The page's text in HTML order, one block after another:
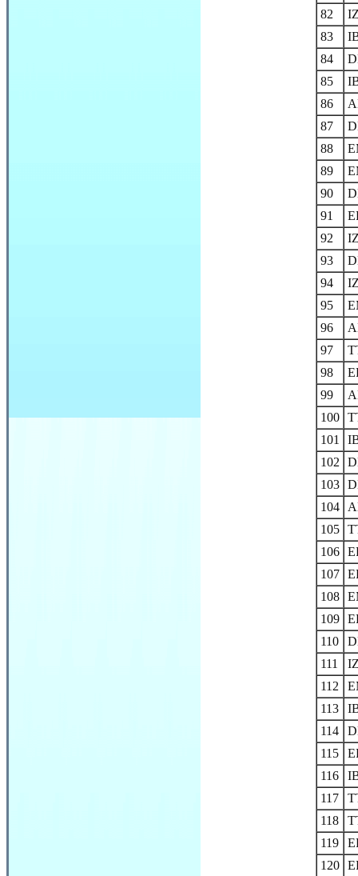
82
83
84
85
86
87
88
89
90
91
92
93
94
95
96
97
98
99
100
101
102
103
104
105
106
107
108
109
110
111
112
113
114
115
116
117
118
119
120